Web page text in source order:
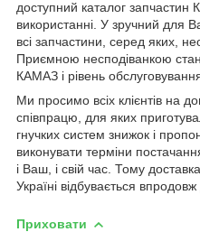
доступний каталог
використанні. У зручний для
всі запчастини, серед яких,
Приємною несподіванкою
КАМАЗ і рівень
Ми просимо всіх клієнтів на
співпрацю, для яких
гнучких систем знижок і
виконувати терміни
і Ваш, і свій час. Тому
Україні відбувається впродовж
Приховати